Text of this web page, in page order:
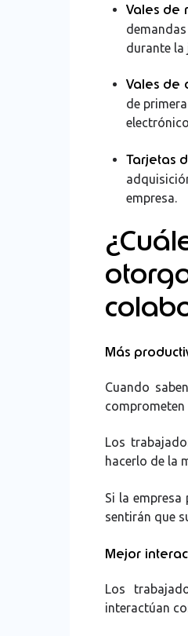
Vales de
durante la
Vales de
de
Tarjetas
empresa.
Más
Cuando
Los
hacerlo de la
Si la
sentirán que
Mejor
Los
interactúan